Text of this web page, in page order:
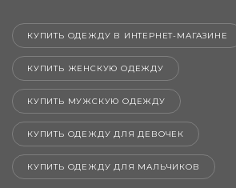
КУПИТЬ ОДЕЖДУ В ИНТЕРНЕТ-МАГАЗИНЕ
КУПИТЬ ЖЕНСКУЮ ОДЕЖДУ
КУПИТЬ МУЖСКУЮ ОДЕЖДУ
КУПИТЬ ОДЕЖДУ ДЛЯ ДЕВОЧЕК
КУПИТЬ ОДЕЖДУ ДЛЯ МАЛЬЧИКОВ